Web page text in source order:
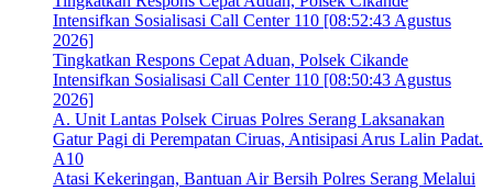
Intensifkan Sosialisasi Call Center 110 [08:52:43 Agustus
2026]
Tingkatkan Respons Cepat Aduan, Polsek Cikande
Intensifkan Sosialisasi Call Center 110 [08:50:43 Agustus
2026]
A. Unit Lantas Polsek Ciruas Polres Serang Laksanakan
Gatur Pagi di Perempatan Ciruas, Antisipasi Arus Lalin Padat.
A10
Atasi Kekeringan, Bantuan Air Bersih Polres Serang Melalui